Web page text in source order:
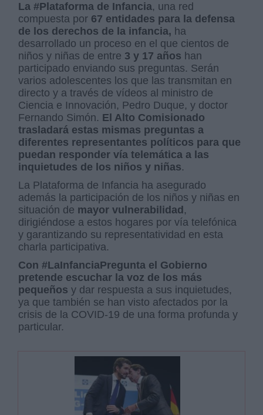
La #Plataforma de Infancia, una red
compuesta por 67 entidades para la defensa
de los derechos de la infancia, ha
desarrollado un proceso en el que cientos de
niños y niñas de entre 3 y 17 años han
participado enviando sus preguntas. Serán
varios adolescentes los que las transmitan en
directo y a través de vídeos al ministro de
Ciencia e Innovación, Pedro Duque, y doctor
Fernando Simón. El Alto Comisionado
trasladará estas mismas preguntas a
diferentes representantes políticos para que
puedan responder vía telemática a las
inquietudes de los niños y niñas.
La Plataforma de Infancia ha asegurado
además la participación de los niños y niñas en
situación de mayor vulnerabilidad ,
dirigiéndose a estos hogares por vía telefónica
y garantizando su representatividad en esta
charla participativa.
Con #LaInfanciaPregunta el Gobierno
pretende escuchar la voz de los más
pequeños y dar respuesta a sus inquietudes,
ya que también se han visto afectados por la
crisis de la COVID-19 de una forma profunda y
particular.